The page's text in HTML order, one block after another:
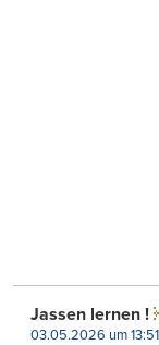
Jassen lernen !
03.05.2026 um 13:51